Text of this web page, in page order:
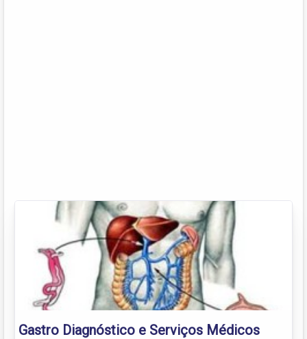
Gastro Diagnóstico e Serviços Médicos